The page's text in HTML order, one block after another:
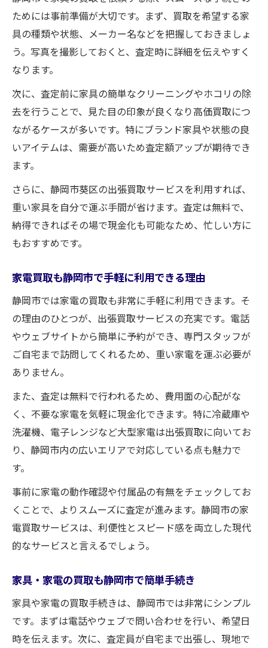
ためには事前準備が大切です。まず、買取を希望する家
具の種類や状態、メーカー名などを把握しておきましょ
う。写真を撮影しておくと、査定時に詳細を伝えやすく
なります。
次に、査定前に家具の簡単なクリーニングやホコリの除
去を行うことで、見た目の印象が良くなり高価買取につ
ながるケースが多いです。特にブランド家具や状態の良
いアイテムは、需要が高いため査定額アップが期待でき
ます。
さらに、静岡市葵区の出張買取サービスを利用すれば、
重い家具を自分で運ぶ手間が省けます。査定は無料で、
納得できればその場で現金化も可能なため、忙しい方に
もおすすめです。
家電買取も静岡市で手軽に利用できる理由
静岡市では家電の買取も非常に手軽に利用できます。そ
の理由のひとつが、出張買取サービスの充実です。電話
やウェブサイトから簡単に予約ができ、専門スタッフが
ご自宅まで訪問してくれるため、重い家電を運ぶ必要が
ありません。
また、査定は無料で行われるため、費用面の心配がな
く、不要な家電を気軽に現金化できます。特に冷蔵庫や
洗濯機、電子レンジなど大型家電は出張買取に向いてお
り、静岡市内の広いエリアで対応している点も魅力で
す。
事前に家電の動作確認や付属品の有無をチェックしてお
くことで、よりスムーズに査定が進みます。静岡市の家
電買取サービスは、利便性とスピード感を両立した現代
的なサービスと言えるでしょう。
家具・家電の買取も静岡市で簡単手続き
家具や家電の買取手続きは、静岡市では非常にシンプル
です。まずは電話やウェブで問い合わせを行い、希望日
時を伝えます。次に、査定員が自宅まで出張し、現地で